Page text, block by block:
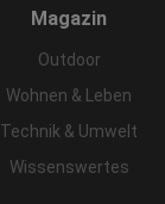
Magazin
Outdoor
Wohnen & Leben
Technik & Umwelt
Wissenswertes